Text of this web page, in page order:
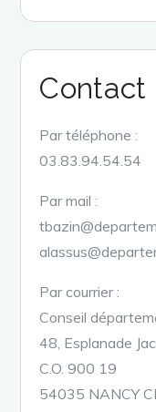
Contact
Par téléphone :
03.83.94.54.54
Par mail :
Par courrier :
Conseil
48, Esplanade
C.O. 900 19
54035 NANCY